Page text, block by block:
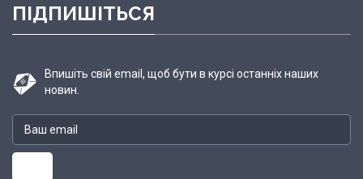
ПІДПИШІТЬСЯ
Впишіть свій email, щоб бути в курсі останніх наших
новин.